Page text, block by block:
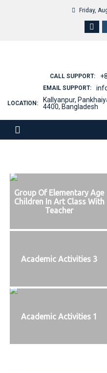
Friday,
CALL SUPPORT:
EMAIL SUPPORT:
LOCATION:
Kallyanpur,
4400, Bangladesh
Group Of Elementary Age
Children In Art Class With
Teacher
Academic Activities 3
Academic Activities 1